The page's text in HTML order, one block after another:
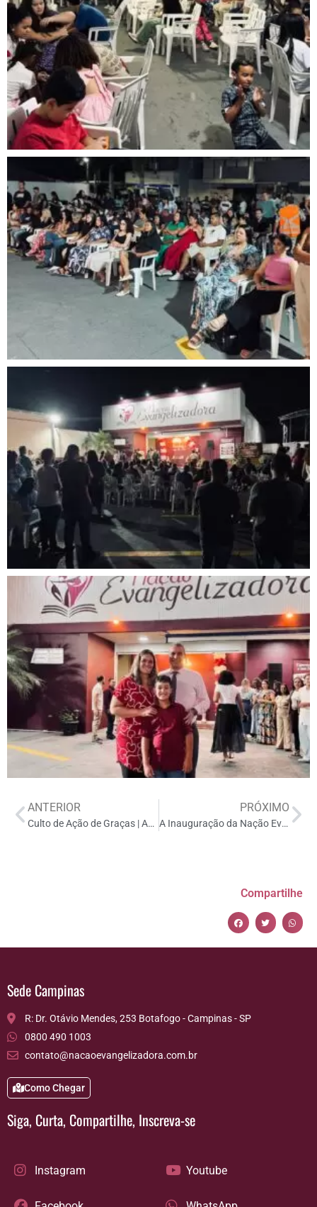
ANTERIOR
Culto de Ação de Graças | Ap. Alessandro Gregorute – 26/02/2023
PRÓXIMO
A Inauguração da Nação Evangelizadora em Cosmópolis está chegando!
Compartilhe
Sede Campinas
R: Dr. Otávio Mendes, 253 Botafogo - Campinas - SP
0800 490 1003
contato@nacaoevangelizadora.com.br
Como Chegar
Siga, Curta, Compartilhe, Inscreva-se
Instagram Youtube